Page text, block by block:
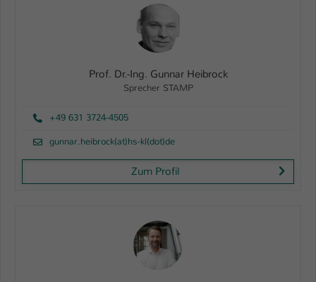
Prof. Dr.-Ing. Gunnar Heibrock
Sprecher STAMP
+49 631 3724-4505
gunnar.heibrock(at)hs-kl(dot)de
Zum Profil